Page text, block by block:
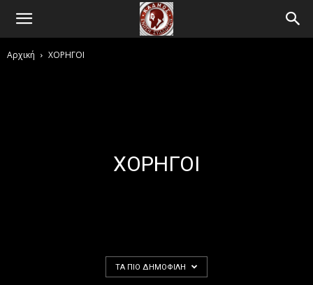
Αρχική ΧΟΡΗΓΟΙ
ΧΟΡΗΓΟΙ
ΤΑ ΠΙΟ ΔΗΜΟΦΙΛΉ